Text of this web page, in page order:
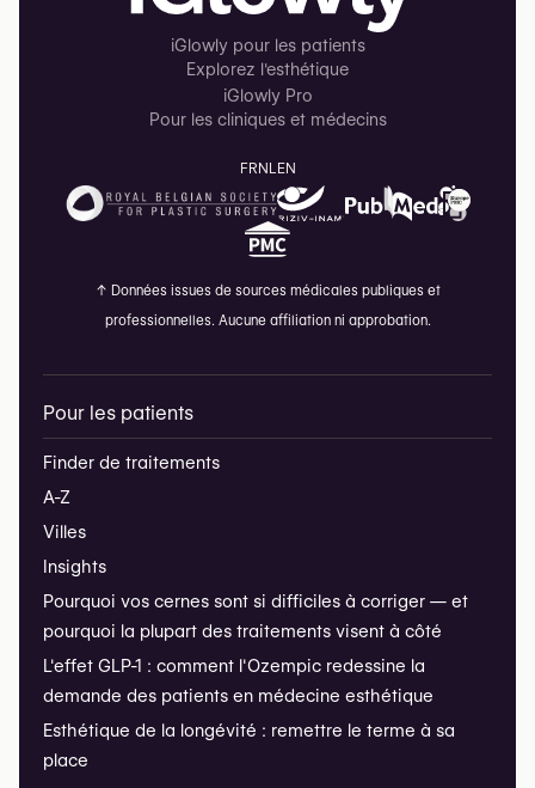
iGlowly pour les patients
Explorez l'esthétique
iGlowly Pro
Pour les cliniques et médecins
FRNLEN
↑ Données issues de sources médicales publiques et
professionnelles. Aucune affiliation ni approbation.
Pour les patients
Finder de traitements
A-Z
Villes
Insights
Pourquoi vos cernes sont si difficiles à corriger — et
pourquoi la plupart des traitements visent à côté
L'effet GLP-1 : comment l'Ozempic redessine la
demande des patients en médecine esthétique
Esthétique de la longévité : remettre le terme à sa
place